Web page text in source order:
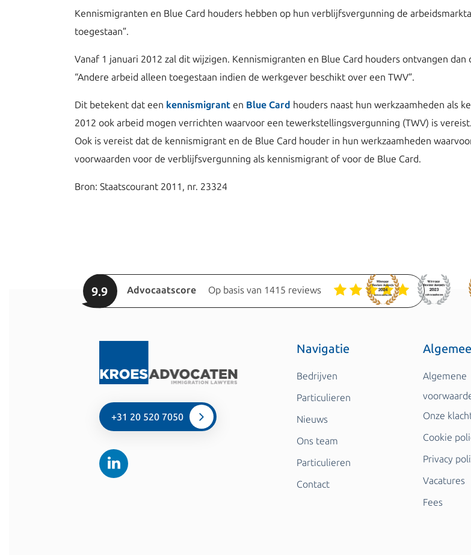
Kennismigranten en Blue Card houders hebben op hun verblijfsvergunning de
toegestaan”.
Vanaf 1 januari 2012 zal dit wijzigen. Kennismigranten en Blue Card houders ontvangen
“Andere arbeid alleen toegestaan indien de werkgever beschikt over een TWV”.
Dit betekent dat een kennismigrant en Blue Card houders naast hun werkzaamheden als
2012 ook arbeid mogen verrichten waarvoor een tewerkstellingsvergunning (TWV) is
Ook is vereist dat de kennismigrant en de Blue Card houder in hun werkzaamheden
voorwaarden voor de verblijfsvergunning als kennismigrant of voor de Blue Card.
Bron: Staatscourant 2011, nr. 23324
9.9 Advocaatscore Op basis van 1415 reviews
+31 20 520 7050
Navigatie
Bedrijven
Particulieren
Nieuws
Ons team
Particulieren
Contact
Algemene
Onze
Cookie
Privacy
Vacatures
Fees